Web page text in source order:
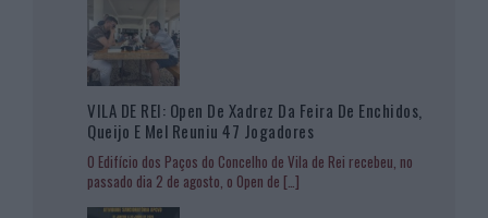
VILA DE REI: Open De Xadrez Da Feira De Enchidos,
Queijo E Mel Reuniu 47 Jogadores
O Edifício dos Paços do Concelho de Vila de Rei recebeu, no
passado dia 2 de agosto, o Open de […]